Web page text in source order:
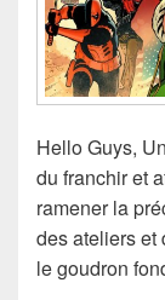
Hello Guys,
du franchir et
ramener la
des ateliers et
le goudron